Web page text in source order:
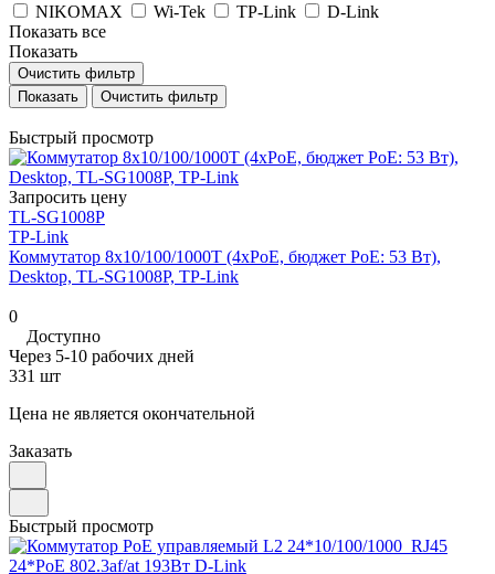
NIKOMAX
Wi-Tek TP-Link
D-Link
Показать все
Показать
Очистить фильтр
Очистить фильтр
Быстрый просмотр
Запросить цену
TL-SG1008P
TP-Link
Коммутатор 8x10/100/1000T (4xPoE, бюджет PoE: 53 Вт),
Desktop, TL-SG1008P, TP-Link
0
Доступно
Через 5-10 рабочих дней
331 шт
Цена не является окончательной
Заказать
Быстрый просмотр